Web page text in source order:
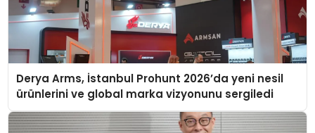
Derya Arms, İstanbul Prohunt 2026’da yeni nesil
ürünlerini ve global marka vizyonunu sergiledi